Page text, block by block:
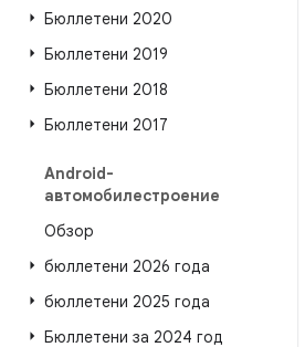
Бюллетени 2020
Бюллетени 2019
Бюллетени 2018
Бюллетени 2017
Android-
автомобилестроение
Обзор
бюллетени 2026 года
бюллетени 2025 года
Бюллетени за 2024 год